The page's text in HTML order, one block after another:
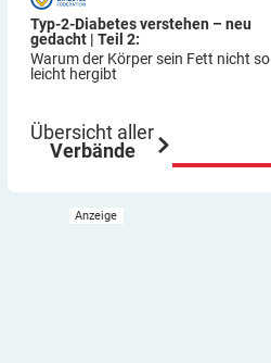
Typ-2-Diabetes verstehen – neu
gedacht | Teil 2:
Warum der Körper sein Fett nicht so
leicht hergibt
Übersicht aller
Verbände